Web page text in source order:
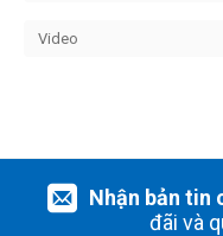
Video
Nhận bản tin
đãi và